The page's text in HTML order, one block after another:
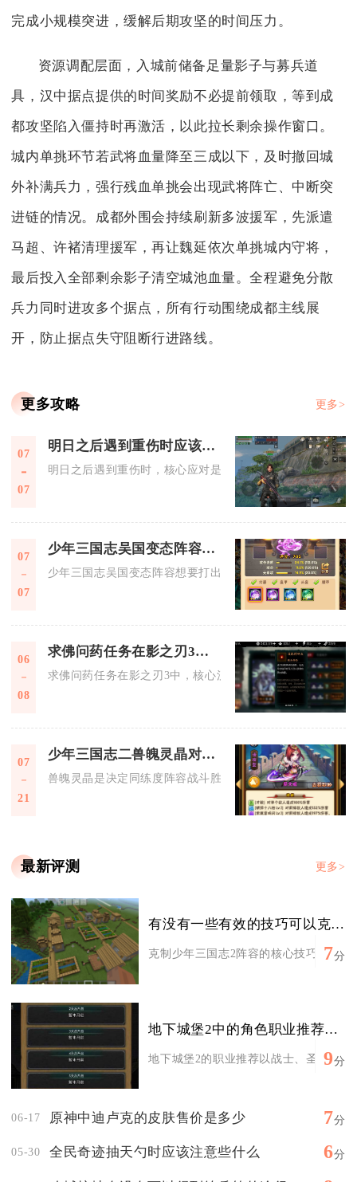
完成小规模突进，缓解后期攻坚的时间压力。
资源调配层面，入城前储备足量影子与募兵道
具，汉中据点提供的时间奖励不必提前领取，等到成
都攻坚陷入僵持时再激活，以此拉长剩余操作窗口。
城内单挑环节若武将血量降至三成以下，及时撤回城
外补满兵力，强行残血单挑会出现武将阵亡、中断突
进链的情况。成都外围会持续刷新多波援军，先派遣
马超、许褚清理援军，再让魏延依次单挑城内守将，
最后投入全部剩余影子清空城池血量。全程避免分散
兵力同时进攻多个据点，所有行动围绕成都主线展
开，防止据点失守阻断行进路线。
更多攻略 更多>
07
07
明日之后遇到重伤时应该怎样应对
明日之后遇到重伤时，核心应对是先快速找掩体防二次伤害
07
07
少年三国志吴国变态阵容如何更好地发挥作用
少年三国志吴国变态阵容想要打出极致战力，核心是搭建陆
06
08
求佛问药任务在影之刃3中如何完成
求佛问药任务在影之刃3中，核心流程为在诵经僧房找到虚
07
21
少年三国志二兽魄灵晶对战斗的影响有多大
兽魄灵晶是决定同练度阵容战斗胜负的核心养成资源，配齐
最新评测 更多>
有没有一些有效的技巧可以克制少年三国志2的阵容
克制少年三国志2阵容的核心技巧是抓
7分
地下城堡2中的角色职业推荐都有哪些
地下城堡2的职业推荐以战士、圣职、
9分
06-17 原神中迪卢克的皮肤售价是多少 7分
05-30 全民奇迹抽天勺时应该注意些什么 6分